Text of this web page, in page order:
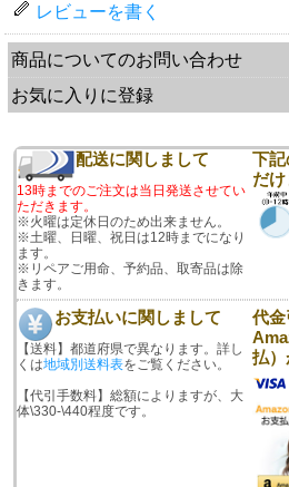
レビューを書く
商品についてのお問い合わせ
お気に入りに登録
配送に関しまして
13時までのご注文は当日発送させてい
ただきます。
※火曜は定休日のため出来ません。
※土曜、日曜、祝日は12時までになり
ます。
※リペアご用命、予約品、取寄品は除
きます。
下
だ
お支払いに関しまして
【送料】都道府県で異なります。詳し
くは地域別送料表をご覧ください。
【代引手数料】総額によりますが、大
体\330-\440程度です。
代金
払